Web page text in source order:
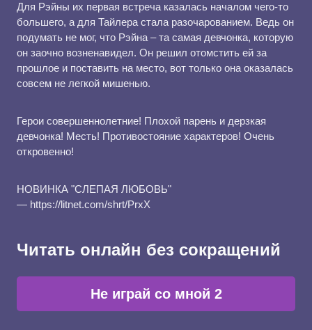
Для Рэйны их первая встреча казалась началом чего-то
большего, а для Тайлера стала разочарованием. Ведь он
подумать не мог, что Рэйна – та самая девчонка, которую
он заочно возненавидел. Он решил отомстить ей за
прошлое и поставить на место, вот только она оказалась
совсем не легкой мишенью.
Герои совершеннолетние! Плохой парень и дерзкая
девчонка! Месть! Противостояние характеров! Очень
откровенно!
НОВИНКА "СЛЕПАЯ ЛЮБОВЬ"
— https://litnet.com/shrt/PrxX
Читать онлайн без сокращений
Не играй со мной 2